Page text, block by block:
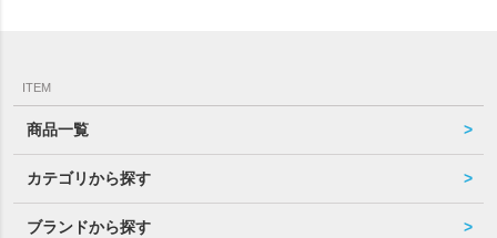
ITEM
商品一覧
カテゴリから探す
ブランドから探す